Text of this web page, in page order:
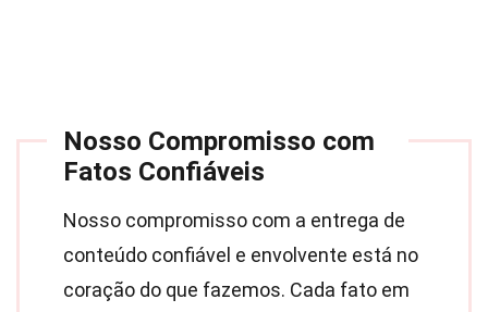
Nosso Compromisso com
Fatos Confiáveis
Nosso compromisso com a entrega de
conteúdo confiável e envolvente está no
coração do que fazemos. Cada fato em